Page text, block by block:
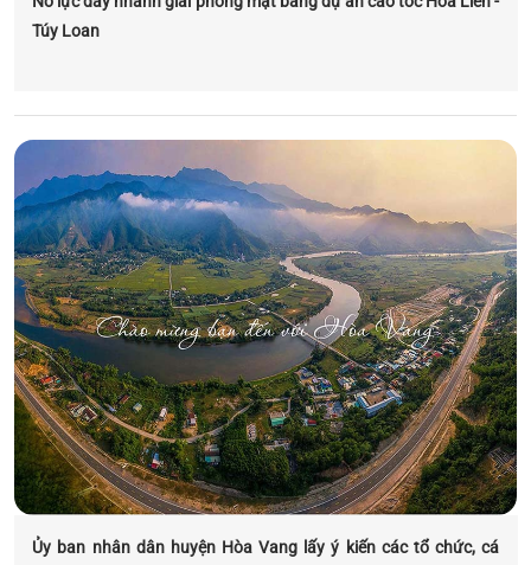
Túy Loan
Ủy ban nhân dân huyện Hòa Vang lấy ý kiến các tổ chức, cá